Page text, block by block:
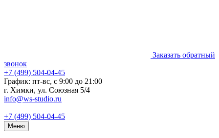
Заказать обратный
звонок
+7 (499) 504-04-45
График: пт-вс, с 9:00 до 21:00
г. Химки, ул. Союзная 5/4
info@ws-studio.ru
+7 (499) 504-04-45
Меню